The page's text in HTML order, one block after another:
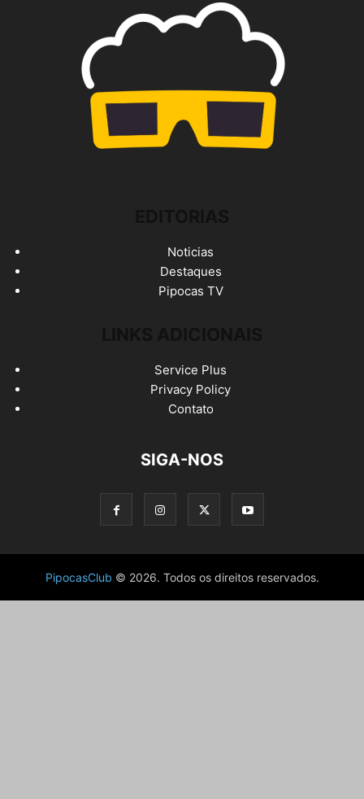
Noticias
Destaques
Pipocas TV
Service Plus
Privacy Policy
Contato
SIGA-NOS
PipocasClub © 2026. Todos os direitos reservados.